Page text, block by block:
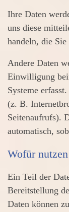
Ihre Daten
uns diese
handeln, die
Andere Daten
Einwilligung
Systeme
(z. B.
Seitenaufrufs).
automatisch,
Wofür
Ein Teil der
Bereitstellung
Daten können